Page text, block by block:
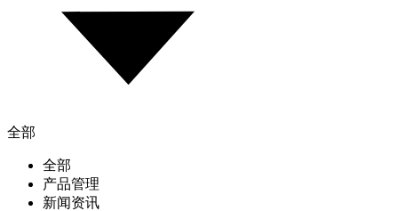
全部
全部
产品管理
新闻资讯